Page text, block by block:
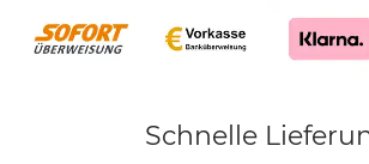
Schnelle